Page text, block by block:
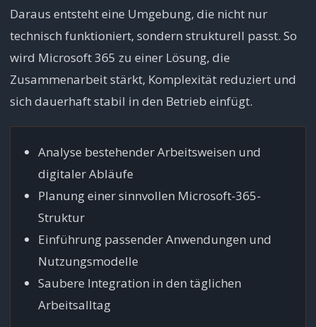
Daraus entsteht eine Umgebung, die nicht nur
technisch funktioniert, sondern strukturell passt. So
wird Microsoft 365 zu einer Lösung, die
Zusammenarbeit stärkt, Komplexität reduziert und
sich dauerhaft stabil in den Betrieb einfügt.
Analyse bestehender Arbeitsweisen und
digitaler Abläufe
Planung einer sinnvollen Microsoft-365-
Struktur
Einführung passender Anwendungen und
Nutzungsmodelle
Saubere Integration in den täglichen
Arbeitsalltag